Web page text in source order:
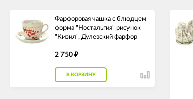
Фарфоровая чашка с блюдцем
форма "Ностальгия" рисунок
"Кизил", Дулевский фарфор
2 750 ₽
В КОРЗИНУ